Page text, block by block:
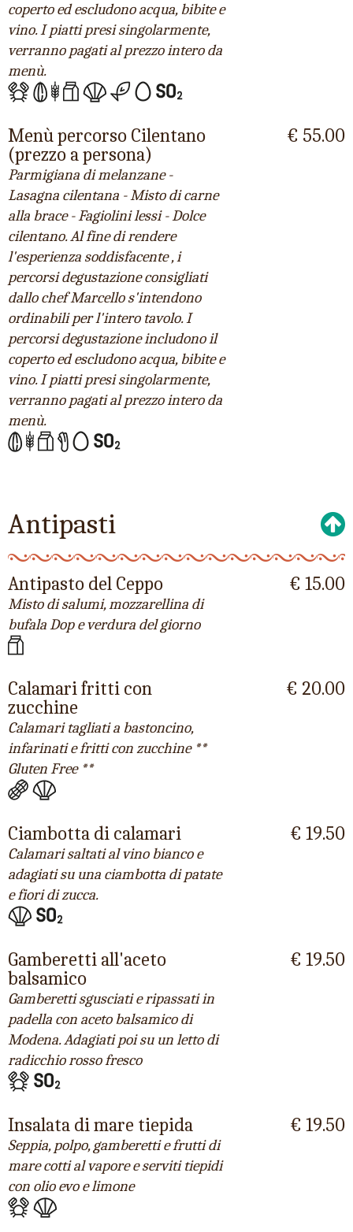
coperto ed escludono acqua, bibite e
vino. I piatti presi singolarmente,
verranno pagati al prezzo intero da
menù.
Menù percorso Cilentano
(prezzo a persona)
Parmigiana di melanzane -
Lasagna cilentana - Misto di carne
alla brace - Fagiolini lessi - Dolce
cilentano. Al fine di rendere
l'esperienza soddisfacente , i
percorsi degustazione consigliati
dallo chef Marcello s'intendono
ordinabili per l'intero tavolo. I
percorsi degustazione includono il
coperto ed escludono acqua, bibite e
vino. I piatti presi singolarmente,
verranno pagati al prezzo intero da
menù.
€ 55.00
Antipasti
Antipasto del Ceppo
Misto di salumi, mozzarellina di
bufala Dop e verdura del giorno
€ 15.00
Calamari fritti con
zucchine
Calamari tagliati a bastoncino,
infarinati e fritti con zucchine **
Gluten Free **
€ 20.00
Ciambotta di calamari
Calamari saltati al vino bianco e
adagiati su una ciambotta di patate
e fiori di zucca.
€ 19.50
Gamberetti all'aceto
balsamico
Gamberetti sgusciati e ripassati in
padella con aceto balsamico di
Modena. Adagiati poi su un letto di
radicchio rosso fresco
€ 19.50
Insalata di mare tiepida
Seppia, polpo, gamberetti e frutti di
mare cotti al vapore e serviti tiepidi
con olio evo e limone
€ 19.50